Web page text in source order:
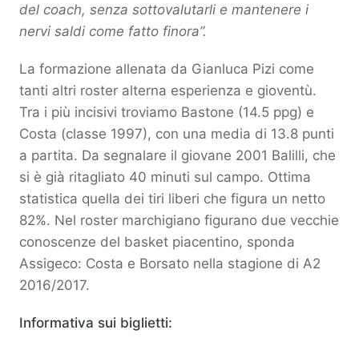
del coach, senza sottovalutarli e mantenere i
nervi saldi come fatto finora”.
La formazione allenata da Gianluca Pizi come
tanti altri roster alterna esperienza e gioventù.
Tra i più incisivi troviamo Bastone (14.5 ppg) e
Costa (classe 1997), con una media di 13.8 punti
a partita. Da segnalare il giovane 2001 Balilli, che
si è già ritagliato 40 minuti sul campo. Ottima
statistica quella dei tiri liberi che figura un netto
82%. Nel roster marchigiano figurano due vecchie
conoscenze del basket piacentino, sponda
Assigeco: Costa e Borsato nella stagione di A2
2016/2017.
Informativa sui biglietti: